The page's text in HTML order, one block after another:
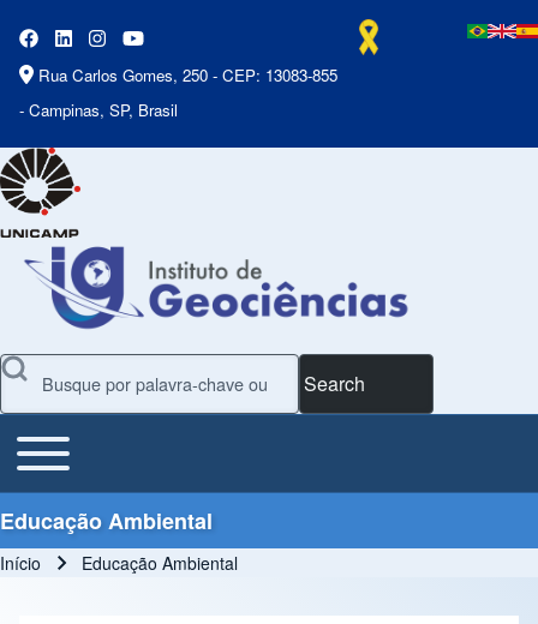
Rua Carlos Gomes, 250 - CEP: 13083-855
- Campinas, SP, Brasil
Search
Main Menu
Toggle main menu
Educação Ambiental
Início Educação Ambiental